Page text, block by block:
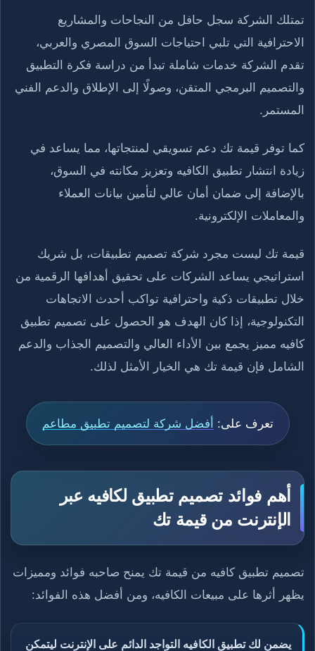
تمتلك الشركة سجل حافل من النجاحات والمشاريع
الاحترافية التي تلبي احتياجات السوق المصري والعربي،
تقدم الشركة خدمات شاملة تبدأ من دراسة فكرة التطبيق
والتصميم البرمجي المتقن، وصولًا إلى الإطلاق والدعم الفني
المستمر.
كما توفر قيمة تك دعم تسويقي لمنتجاتها، مما يساعد في
زيادة انتشار تطبيق الكافيه وتعزيز مكانته في السوق،
بالإضافة إلى ضمان أمان عالي لتأمين بيانات العملاء
والمعاملات الإلكترونية.
قيمة تك ليست مجرد شركة تصميم تطبيقات، بل شريك
استراتيجي يساعد الشركات على تحقيق أهدافها الرقمية من
خلال تطبيقات ذكية واحترافية تواكب أحدث الاتجاهات
التكنولوجية، إذا كان الهدف هو الحصول على تصميم تطبيق
كافيه مميز يجمع بين الأداء العالي والتصميم الجذاب والدعم
الشامل فإن قيمة تك هي الخيار الأمثل لذلك.
تعرف على: أفضل شركة لتصميم تطبيق مطاعم
أهم فوائد تصميم تطبيق لكافيه عبر
الإنترنت من قيمة تك
تصميم تطبيق كافيه من قيمة تك يمنح صاحبه فوائد ومميزات
يظهر أثرها على مبيعات الكافيه، ومن أفضل هذه الفوائد:
يضمن لك تطبيق الكافيه التواجد الدائم على الإنترنت ليتمكن